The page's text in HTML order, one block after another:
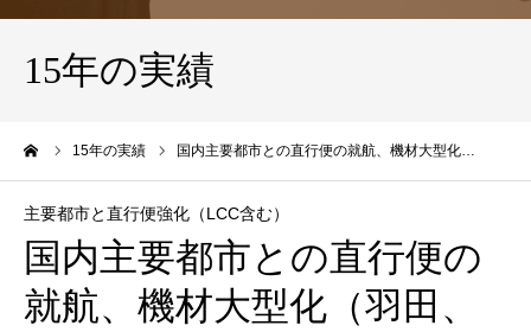
15年の実績
15年の実績 国内主要都市との直行便の就航、機材大型化…
主要都市と直行便強化（LCC含む）
国内主要都市との直行便の
就航、機材大型化（羽田、